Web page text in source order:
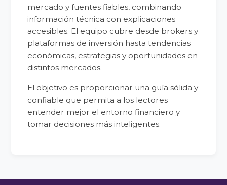
mercado y fuentes fiables, combinando
información técnica con explicaciones
accesibles. El equipo cubre desde brokers y
plataformas de inversión hasta tendencias
económicas, estrategias y oportunidades en
distintos mercados.
El objetivo es proporcionar una guía sólida y
confiable que permita a los lectores
entender mejor el entorno financiero y
tomar decisiones más inteligentes.